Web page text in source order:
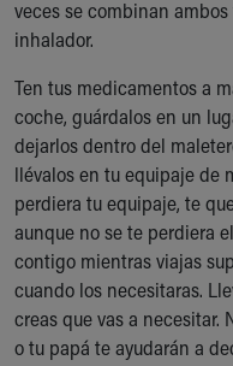
About Akron
Who We Are
Our Mission, Vision,
Calendar of Events
Community Mission
Connect With Us
Our Culture of Caring
Newsroom
Our Leadership
Quality and Patient
Unity and Engagement
Women's Board
veces se combinan
inhalador.
Ten tus medicamentos a
coche, guárdalos en un
dejarlos dentro del
llévalos en tu equipaje de
perdiera tu equipaje, te
aunque no se te perdiera
contigo mientras viajas
cuando los necesitaras.
creas que vas a necesitar.
o tu papá te ayudarán a